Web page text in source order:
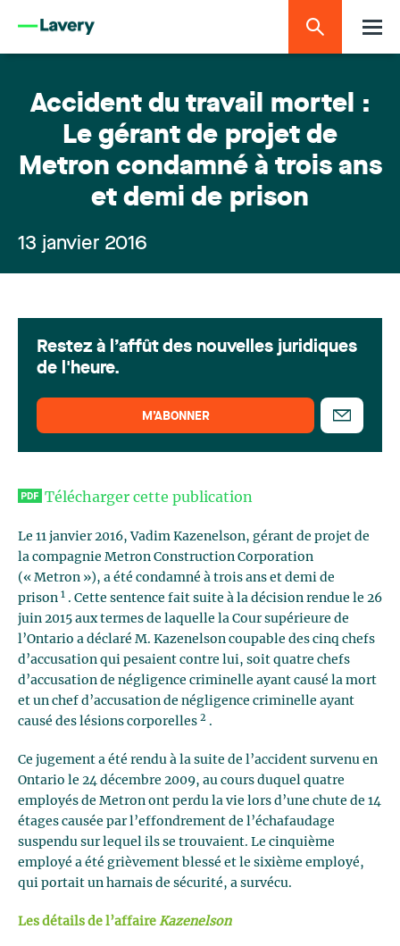
Accident du travail mortel :
Le gérant de projet de
Metron condamné à trois ans
et demi de prison
13 janvier 2016
Télécharger cette publication
Le 11 janvier 2016, Vadim Kazenelson, gérant de projet de
la compagnie Metron Construction Corporation
(« Metron »), a été condamné à trois ans et demi de
prison 1 . Cette sentence fait suite à la décision rendue le 26
juin 2015 aux termes de laquelle la Cour supérieure de
l’Ontario a déclaré M. Kazenelson coupable des cinq chefs
d’accusation qui pesaient contre lui, soit quatre chefs
d’accusation de négligence criminelle ayant causé la mort
et un chef d’accusation de négligence criminelle ayant
causé des lésions corporelles 2 .
Ce jugement a été rendu à la suite de l’accident survenu en
Ontario le 24 décembre 2009, au cours duquel quatre
employés de Metron ont perdu la vie lors d’une chute de 14
étages causée par l’effondrement de l’échafaudage
suspendu sur lequel ils se trouvaient. Le cinquième
employé a été grièvement blessé et le sixième employé,
qui portait un harnais de sécurité, a survécu.
Les détails de l’affaire Kazenelson
Restez à l’affût des nouvelles juridiques
de l'heure.
M’ABONNER